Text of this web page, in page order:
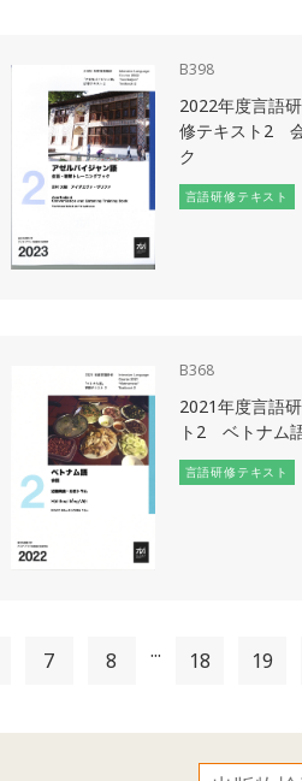
B398
2022年度言語
修テキスト2
ク
言語研修テキスト
B368
2021年度言語
ト2 ベトナム
言語研修テキスト
7 8 ... 18 19